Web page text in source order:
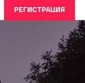
РЕГИСТРАЦИЯ